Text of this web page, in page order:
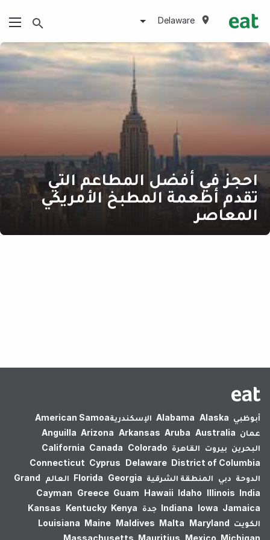
Delaware
احجز في أفضل المطاعم التي
تقدم أطعمة المطبخ الأمريكي
المعاصر
أبوظبي Alabama Alaska الإسكندرية‎American Samoa
عمان
Anguilla Arizona Arkansas Aruba Australia
البحرين بيروت القاهرة California Canada Colorado
Connecticut Cyprus Delaware District of Columbia
الدوحة دبي المنطقة الشرقية Florida Georgia العالم
Grand
Cayman Greece Guam Hawaii Idaho Illinois India
Indiana Iowa Jamaica جدة Kansas Kentucky Kenya
الكويت
Louisiana Maine Maldives Malta Maryland